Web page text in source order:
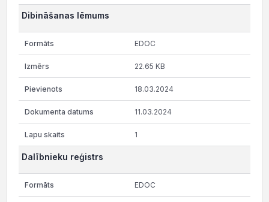
Dibināšanas lēmums
EDOC
22.65 KB
18.03.2024
11.03.2024
1
Dalībnieku reģistrs
EDOC